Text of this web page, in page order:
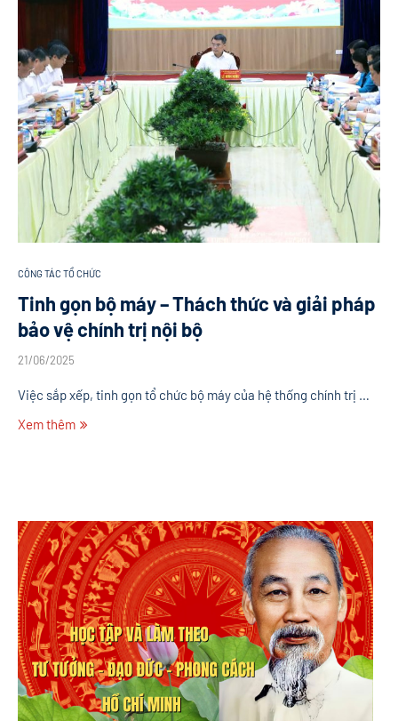
CÔNG TÁC TỔ CHỨC
Tinh gọn bộ máy – Thách thức và giải pháp
bảo vệ chính trị nội bộ
21/06/2025
Việc sắp xếp, tinh gọn tổ chức bộ máy của hệ thống chính trị …
Xem thêm